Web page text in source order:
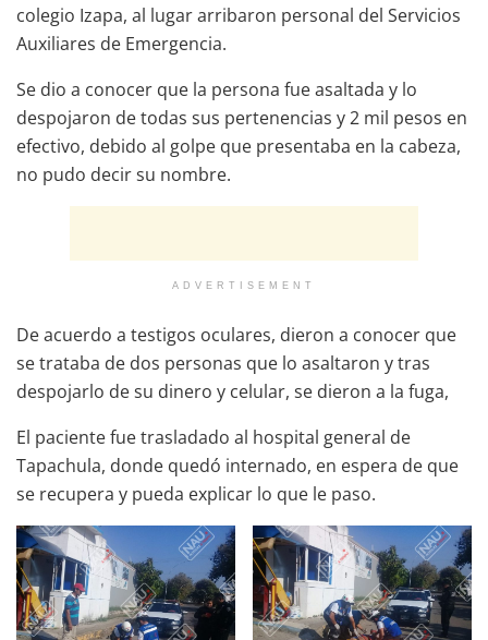
colegio Izapa, al lugar arribaron personal del Servicios
Auxiliares de Emergencia.
Se dio a conocer que la persona fue asaltada y lo
despojaron de todas sus pertenencias y 2 mil pesos en
efectivo, debido al golpe que presentaba en la cabeza,
no pudo decir su nombre.
ADVERTISEMENT
De acuerdo a testigos oculares, dieron a conocer que
se trataba de dos personas que lo asaltaron y tras
despojarlo de su dinero y celular, se dieron a la fuga,
El paciente fue trasladado al hospital general de
Tapachula, donde quedó internado, en espera de que
se recupera y pueda explicar lo que le paso.